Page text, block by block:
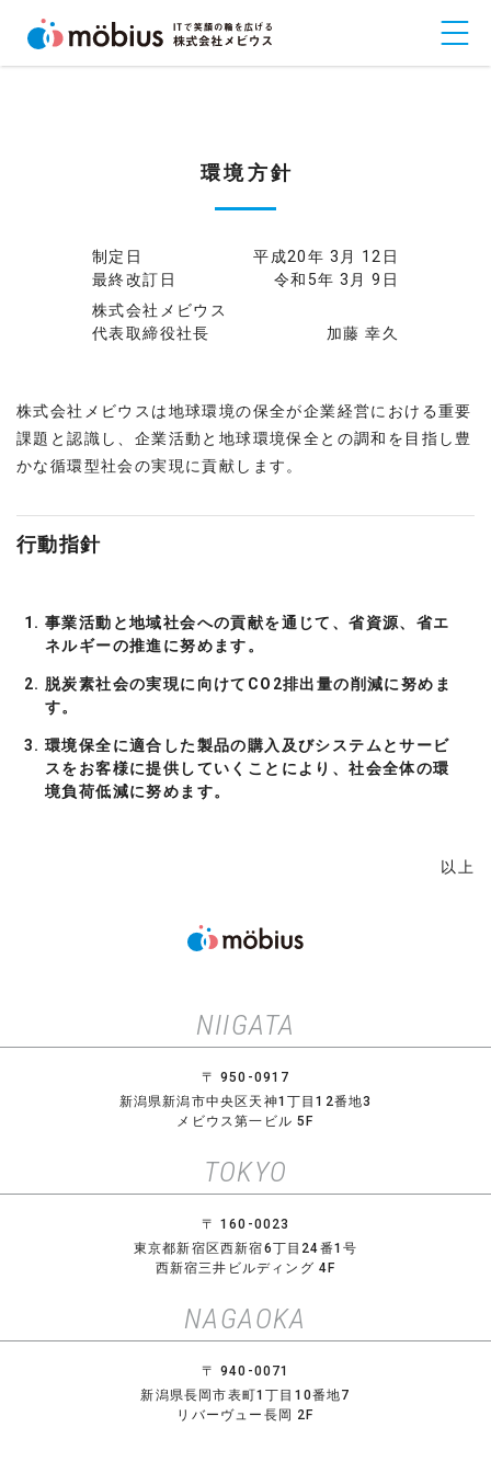
環境方針
制定日
平成20年 3月 12日
最終改訂日
令和5年 3月 9日
株式会社メビウス
代表取締役社長
加藤 幸久
株式会社メビウスは地球環境の保全が企業経営における重要
課題と認識し、企業活動と地球環境保全との調和を目指し豊
かな循環型社会の実現に貢献します。
行動指針
事業活動と地域社会への貢献を通じて、省資源、省エ
ネルギーの推進に努めます。
脱炭素社会の実現に向けてCO2排出量の削減に努めま
す。
環境保全に適合した製品の購入及びシステムとサービ
スをお客様に提供していくことにより、社会全体の環
境負荷低減に努めます。
以上
NIIGATA
〒 950-0917
新潟県新潟市中央区天神1丁目12番地3
メビウス第一ビル 5F
TOKYO
〒 160-0023
東京都新宿区西新宿6丁目24番1号
西新宿三井ビルディング 4F
NAGAOKA
〒 940-0071
新潟県長岡市表町1丁目10番地7
リバーヴュー長岡 2F